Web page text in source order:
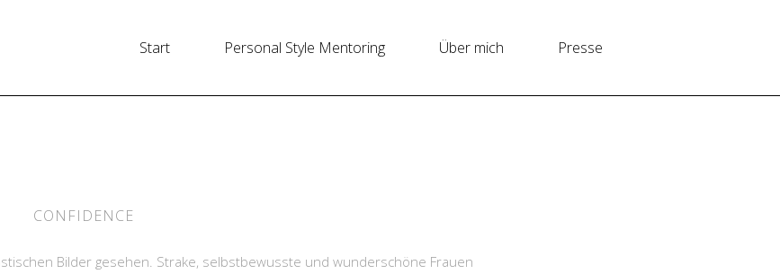
Start Personal Style Mentoring Über mich Presse
CONFIDENCE
Bilder gesehen. Strake, selbstbewusste und wunderschöne Frauen